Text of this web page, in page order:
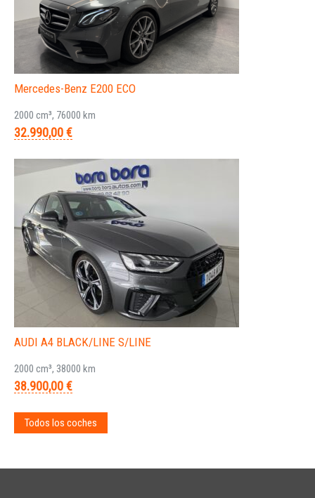
Mercedes-Benz E200 ECO
2000 cm³, 76000 km
32.990,00 €
AUDI A4 BLACK/LINE S/LINE
2000 cm³, 38000 km
38.900,00 €
Todos los coches